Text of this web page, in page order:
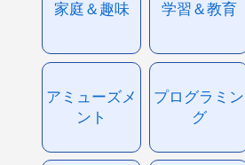
家庭＆趣味 学習＆教育
アミューズメ
ント
プログラミン
グ